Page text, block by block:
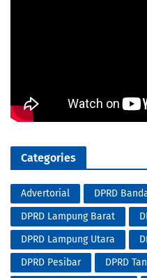
Categories
Advertorial DPRD
DPRD Lampung Barat
DPRD Lampung Utara
DPRD Pesibar
DPRD